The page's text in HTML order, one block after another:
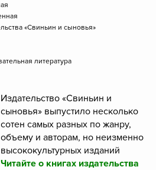
«Свиньин и сыновья»
литература
Издательство «Свиньин и
сыновья» выпустило несколько
сотен самых разных по жанру,
объему и авторам, но неизменно
высококультурных изданий
Читайте о книгах издательства